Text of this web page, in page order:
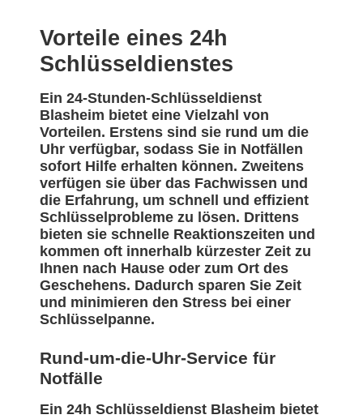
Vorteile eines 24h
Schlüsseldienstes
Ein 24-Stunden-Schlüsseldienst
Blasheim bietet eine Vielzahl von
Vorteilen. Erstens sind sie rund um die
Uhr verfügbar, sodass Sie in Notfällen
sofort Hilfe erhalten können. Zweitens
verfügen sie über das Fachwissen und
die Erfahrung, um schnell und effizient
Schlüsselprobleme zu lösen. Drittens
bieten sie schnelle Reaktionszeiten und
kommen oft innerhalb kürzester Zeit zu
Ihnen nach Hause oder zum Ort des
Geschehens. Dadurch sparen Sie Zeit
und minimieren den Stress bei einer
Schlüsselpanne.
Rund-um-die-Uhr-Service für
Notfälle
Ein 24h Schlüsseldienst Blasheim bietet